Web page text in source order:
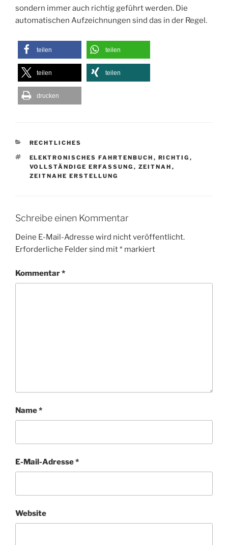
sondern immer auch richtig geführt werden. Die
automatischen Aufzeichnungen sind das in der Regel.
teilen teilen
teilen teilen
drucken
KATEGORIEN
RECHTLICHES
SCHLAGWÖRTER
ELEKTRONISCHES FAHRTENBUCH , RICHTIG ,
VOLLSTÄNDIGE ERFASSUNG , ZEITNAH ,
ZEITNAHE ERSTELLUNG
Schreibe einen Kommentar
Deine E-Mail-Adresse wird nicht veröffentlicht.
Erforderliche Felder sind mit* markiert
Kommentar*
Name*
E-Mail-Adresse*
Website